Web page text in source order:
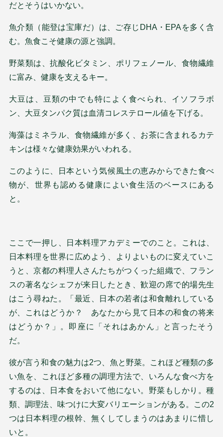
だとそうはいかない。
魚介類（能登は宝庫だ）は、ご存じDHA・EPAを多く含
む。魚食こそ健康の源と強調。
野菜類は、抗酸化ビタミン、ポリフェノール、食物繊維
に富み、健康を支えるキー。
大豆は、豆類の中でも特によく食べられ、イソフラボ
ン、大豆タンパク質は血清コレステロール値を下げる。
海藻はミネラル、食物繊維が多く、お茶に含まれるカテ
キンは様々な健康効果がいわれる。
このように、日本という気候風土の恵みからできた食べ
物が、世界も認める健康によい食生活のベースにある
と。
ここで一押し、日本料理アカデミーでのこと。これは、
日本料理を世界に広めよう、よりよいものに変えていこ
うと、京都の料理人さんたちがつくった組織で、フラン
スの著名なシェフが来日したとき、歓迎の席で的場先生
はこう尋ねた。「最近、日本の若者は和食離れしている
が、これはどうか？ あなたから見て日本の和食の将来
はどうか？」。即座に「それはあかん」と言ったそう
だ。
彼が言う和食の魅力は2つ、魚と野菜。これほど種類の多
い魚を、これほど多種の調理方法で、いろんな食べ方を
するのは、日本食をおいて他にない。野菜もしかり。種
類、調理法、味つけに大変バリエーションがある。この2
つは日本料理の根幹、無くしてしまうのはあまりに惜し
いと。